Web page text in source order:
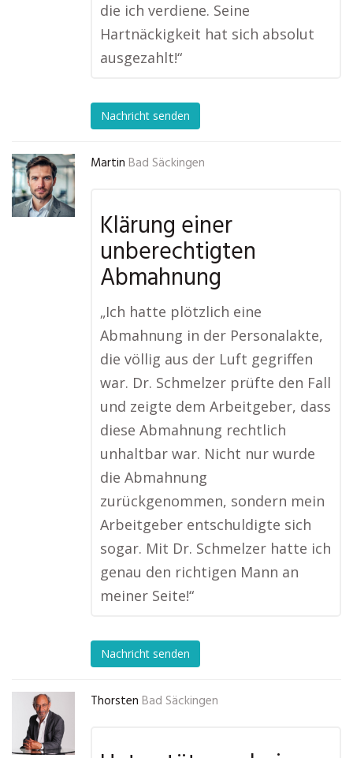
die ich verdiene. Seine
Hartnäckigkeit hat sich absolut
ausgezahlt!“
Nachricht senden
Martin Bad Säckingen
Klärung einer
unberechtigten
Abmahnung
„Ich hatte plötzlich eine
Abmahnung in der Personalakte,
die völlig aus der Luft gegriffen
war. Dr. Schmelzer prüfte den Fall
und zeigte dem Arbeitgeber, dass
diese Abmahnung rechtlich
unhaltbar war. Nicht nur wurde
die Abmahnung
zurückgenommen, sondern mein
Arbeitgeber entschuldigte sich
sogar. Mit Dr. Schmelzer hatte ich
genau den richtigen Mann an
meiner Seite!“
Nachricht senden
Thorsten Bad Säckingen